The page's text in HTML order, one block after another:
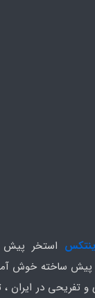
استخر
ساخته خوش
در ایران ،